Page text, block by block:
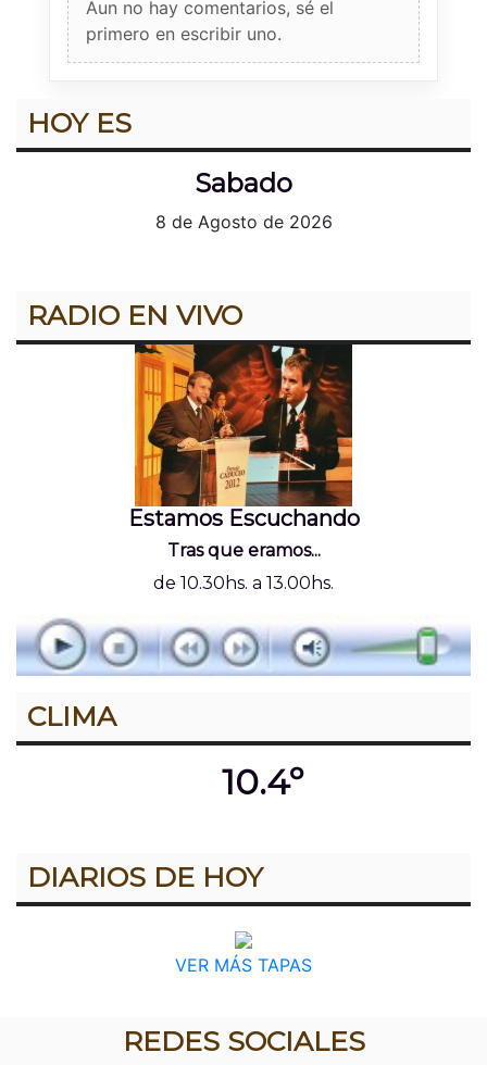
Aun no hay comentarios, sé el
primero en escribir uno.
HOY ES
Sabado
8 de Agosto de 2026
RADIO EN VIVO
Estamos Escuchando
Tras que eramos...
de 10.30hs. a 13.00hs.
CLIMA
10.4º
DIARIOS DE HOY
VER MÁS TAPAS
REDES SOCIALES